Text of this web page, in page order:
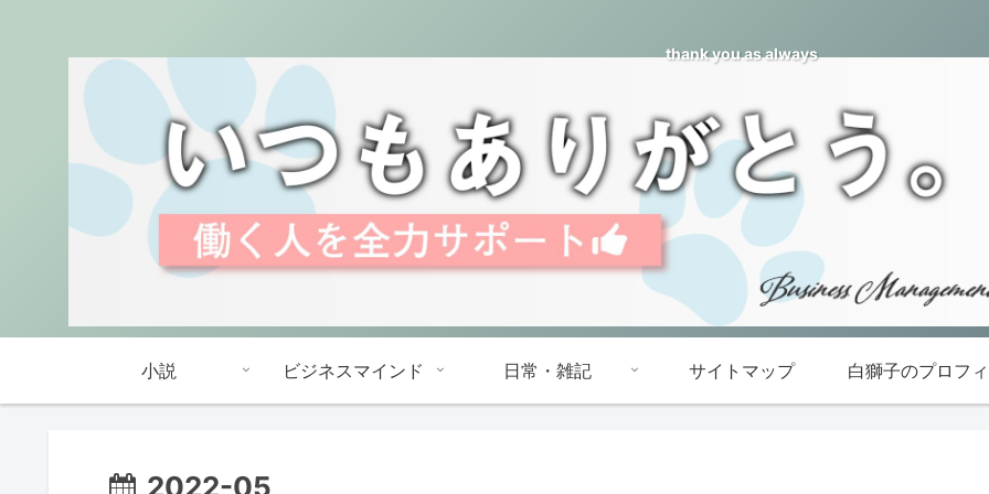
thank you as always
小説 ビジネスマインド 日常・雑記 サイトマップ 白獅子のプロフ
2022-05